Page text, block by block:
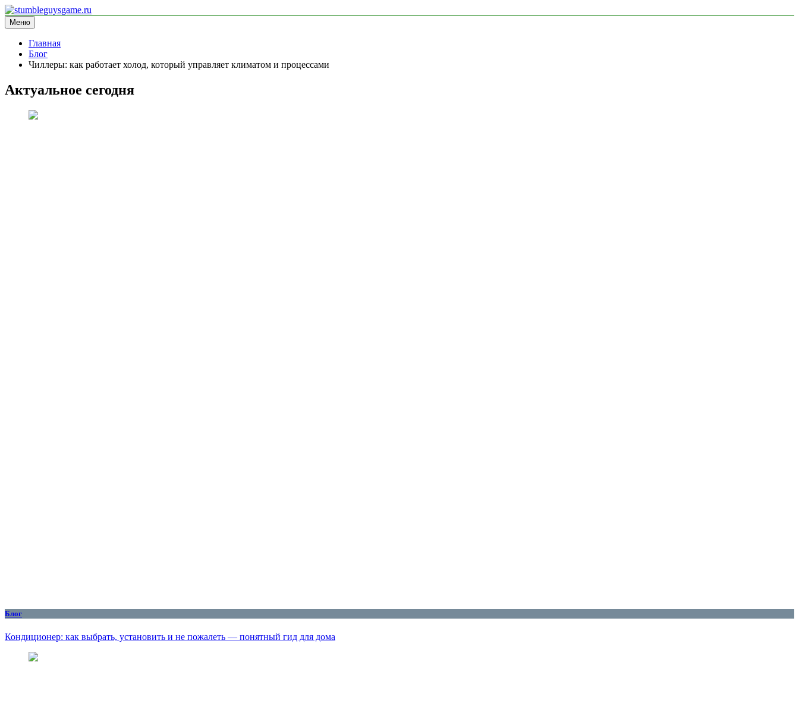
Перейти
к
содержимому
stumbleguysgame.ru
информационный сайт
Меню
Главная
Блог
Чиллеры: как работает холод, который управляет климатом и процессами
Актуальное сегодня
Блог
Кондиционер: как выбрать, установить и не пожалеть — понятный гид для дома